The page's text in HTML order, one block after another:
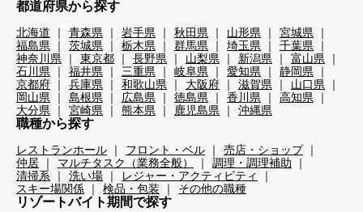
都道府県から探す
北海道 青森県 岩手県 秋田県 山形県
宮城県
福島県
茨城県 栃木県 群馬県 埼玉県
千葉県
神奈川県
東京都 長野県 山梨県 新潟県
富山県
石川県
福井県 三重県 岐阜県 愛知県
静岡県
京都府
兵庫県 和歌山県 大阪府 滋賀県
山口県
岡山県
島根県 広島県 徳島県 香川県
高知県
大分県
宮崎県 熊本県 鹿児島県 沖縄県
職種から探す
レストランホール フロント・ベル
売店・ショップ
仲居
マルチタスク（業務全般）
調理・調理補助
清掃系
洗い場
レジャー・アクティビティ
スキー場関係
検品・包装 その他の職種
リゾートバイト期間で探す